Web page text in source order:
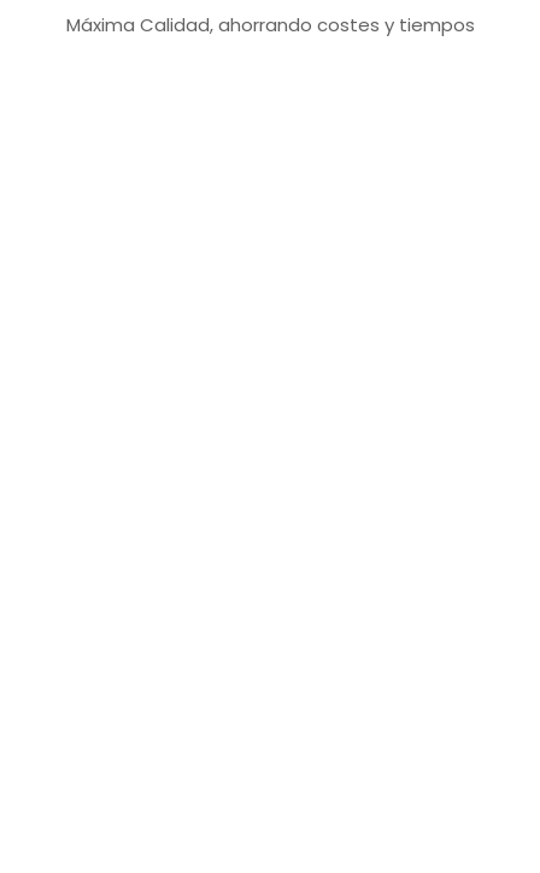
Máxima Calidad, ahorrando costes y tiempos